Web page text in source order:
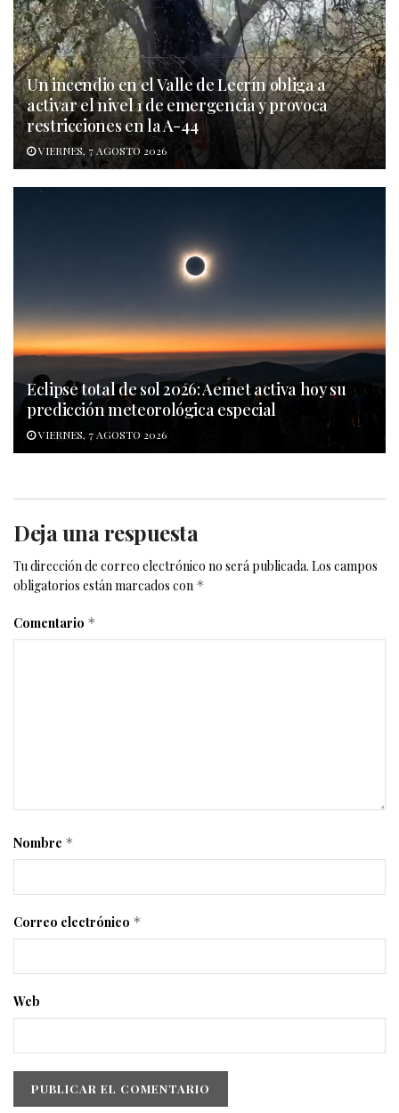
Un incendio en el Valle de Lecrín obliga a
activar el nivel 1 de emergencia y provoca
restricciones en la A-44
VIERNES, 7 AGOSTO 2026
Eclipse total de sol 2026: Aemet activa hoy su
predicción meteorológica especial
VIERNES, 7 AGOSTO 2026
Deja una respuesta
Tu dirección de correo electrónico no será publicada. Los campos
obligatorios están marcados con *
Comentario *
Nombre *
Correo electrónico *
Web